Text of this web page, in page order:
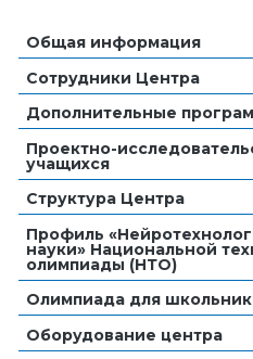
Общая информация
Сотрудники Центра
Дополнительные
Проектно-
учащихся
Структура Центра
Профиль
науки» Национальной
олимпиады (НТО)
Олимпиада для
Оборудование центра